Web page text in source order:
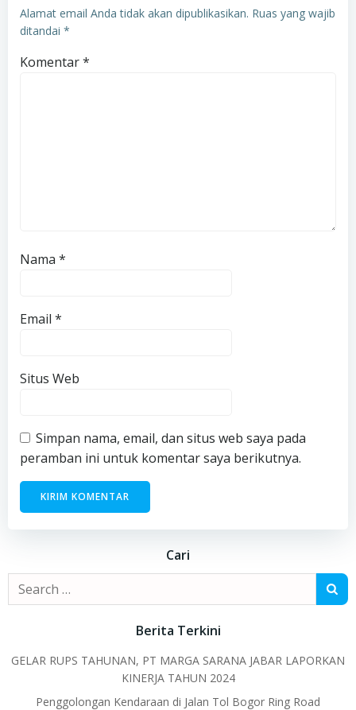
Alamat email Anda tidak akan dipublikasikan. Ruas yang wajib
ditandai *
Komentar*
Nama *
Email *
Situs Web
Simpan nama, email, dan situs web saya pada
peramban ini untuk komentar saya berikutnya.
Cari
Search
for:
Berita Terkini
GELAR RUPS TAHUNAN, PT MARGA SARANA JABAR LAPORKAN
KINERJA TAHUN 2024
Penggolongan Kendaraan di Jalan Tol Bogor Ring Road